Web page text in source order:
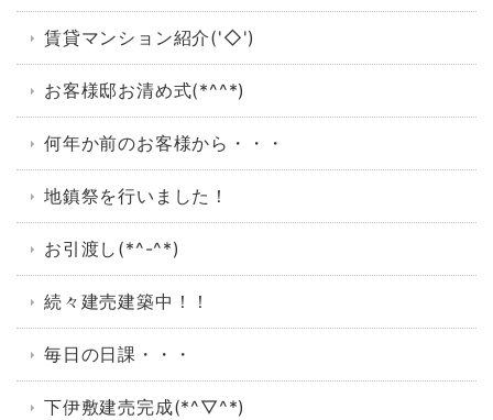
賃貸マンション紹介('◇')ゞ
お客様邸お清め式(*^^*)
何年か前のお客様から・・・
地鎮祭を行いました！
お引渡し(*^-^*)
続々建売建築中！！
毎日の日課・・・
下伊敷建売完成(*^▽^*)